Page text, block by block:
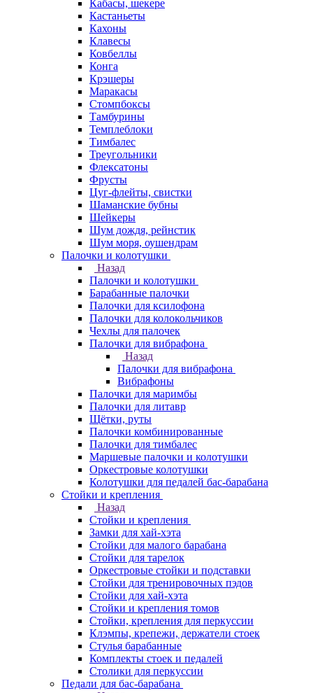
Кабасы, шекере
Кастаньеты
Кахоны
Клавесы
Ковбеллы
Конга
Крэшеры
Маракасы
Стомпбоксы
Тамбурины
Темплеблоки
Тимбалес
Треугольники
Флексатоны
Фрусты
Цуг-флейты, свистки
Шаманские бубны
Шейкеры
Шум дождя, рейнстик
Шум моря, оушендрам
Палочки и колотушки
Назад
Палочки и колотушки
Барабанные палочки
Палочки для ксилофона
Палочки для колокольчиков
Чехлы для палочек
Палочки для вибрафона
Назад
Палочки для вибрафона
Вибрафоны
Палочки для маримбы
Палочки для литавр
Щётки, руты
Палочки комбинированные
Палочки для тимбалес
Маршевые палочки и колотушки
Оркестровые колотушки
Колотушки для педалей бас-барабана
Стойки и крепления
Назад
Стойки и крепления
Замки для хай-хэта
Стойки для малого барабана
Стойки для тарелок
Оркестровые стойки и подставки
Стойки для тренировочных пэдов
Стойки для хай-хэта
Стойки и крепления томов
Стойки, крепления для перкуссии
Клэмпы, крепежи, держатели стоек
Стулья барабанные
Комплекты стоек и педалей
Столики для перкуссии
Педали для бас-барабана